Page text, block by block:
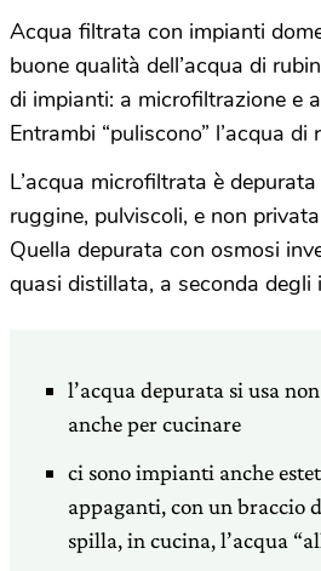
Acqua filtrata con impianti
buone qualità dell’acqua di
di impianti: a microfiltrazione e
Entrambi “puliscono” l’acqua di
L’acqua microfiltrata è
ruggine, pulviscoli, e non
Quella depurata con osmosi
quasi distillata, a seconda degli
l’acqua depurata si usa
anche per cucinare
ci sono impianti anche
appaganti, con un braccio
spilla, in cucina, l’acqua